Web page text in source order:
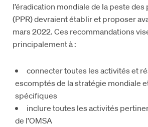
l’éradication mondiale de la peste
(PPR) devraient établir et proposer
mars 2022. Ces recommandations
principalement à :
connecter toutes les activités et
escomptés de la stratégie mondiale
spécifiques
inclure toutes les activités
de l’OMSA